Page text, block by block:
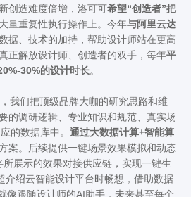
创造难度倍增，洛可可希望“创造者”把
量重复性执行操作上。今年与阿里云达
据、技术的加持，帮助设计师站在更高
正解放设计师、创造者的双手，每年平
30%的设计时长。
我们把顶级品牌大咖的研究思路和维
的调研逻辑、专业知识和规范、真实场
的数据库中。 通过大数据计算+智能算
案。后续提供一键场景效果模拟和动态
展示的效果对接供应链，实现一键生
介绍云智能设计平台时畅想，借助数据
像跟随设计师的AI助手，未来甚至每个